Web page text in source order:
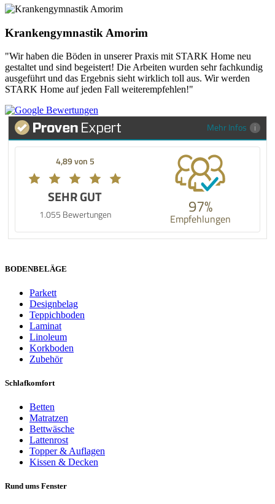
Krankengymnastik Amorim
"Wir haben die Böden in unserer Praxis mit STARK Home neu
gestaltet und sind begeistert! Die Arbeiten wurden sehr fachkundig
ausgeführt und das Ergebnis sieht wirklich toll aus. Wir werden
STARK Home auf jeden Fall weiterempfehlen!"
Mehr Infos
4,89 von 5
SEHR GUT
1.055 Bewertungen 97%
Empfehlungen
BODENBELÄGE
Parkett
Designbelag
Teppichboden
Laminat
Linoleum
Korkboden
Zubehör
Schlafkomfort
Betten
Matratzen
Bettwäsche
Lattenrost
Topper & Auflagen
Kissen & Decken
Rund ums Fenster